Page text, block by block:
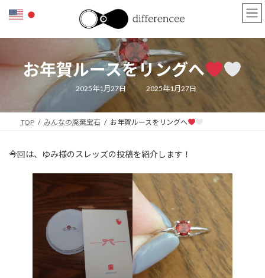
ン
へ
プ
ー
ョ
動
お年賀ルースをリングへ
2025年1月27日
最
更
時
2025年1月27日
TOP みんなの廃棄宝石 お年賀ルースをリングへ
今回は、ゆみ様のスレッズの投稿を紹介します！